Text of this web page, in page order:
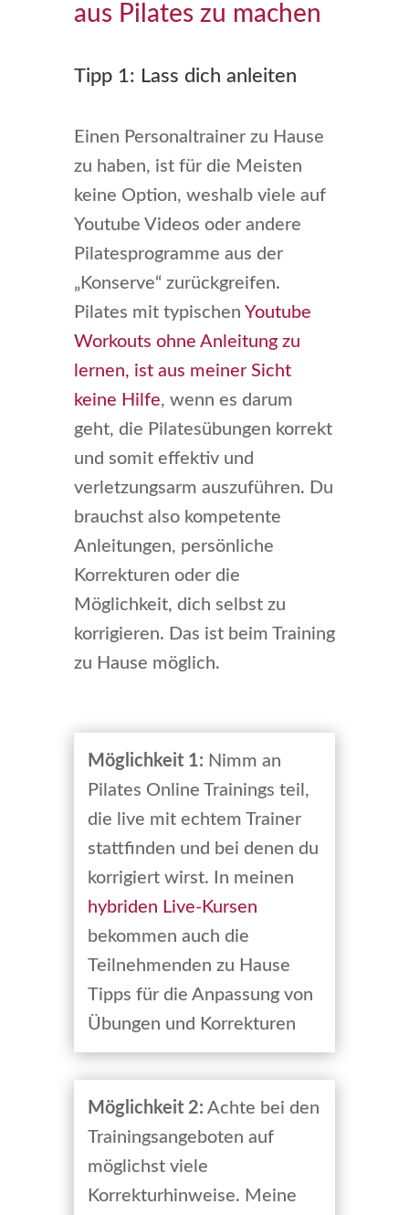
aus Pilates zu machen
Tipp 1: Lass dich anleiten
Einen Personaltrainer zu Hause
zu haben, ist für die Meisten
keine Option, weshalb viele auf
Youtube Videos oder andere
Pilatesprogramme aus der
„Konserve“ zurückgreifen.
Pilates mit typischen Youtube
Workouts ohne Anleitung zu
lernen, ist aus meiner Sicht
keine Hilfe, wenn es darum
geht, die Pilatesübungen korrekt
und somit effektiv und
verletzungsarm auszuführen. Du
brauchst also kompetente
Anleitungen, persönliche
Korrekturen oder die
Möglichkeit, dich selbst zu
korrigieren. Das ist beim Training
zu Hause möglich.
Möglichkeit 1: Nimm an
Pilates Online Trainings teil,
die live mit echtem Trainer
stattfinden und bei denen du
korrigiert wirst. In meinen
hybriden Live-Kursen
bekommen auch die
Teilnehmenden zu Hause
Tipps für die Anpassung von
Übungen und Korrekturen
Möglichkeit 2: Achte bei den
Trainingsangeboten auf
möglichst viele
Korrekturhinweise. Meine